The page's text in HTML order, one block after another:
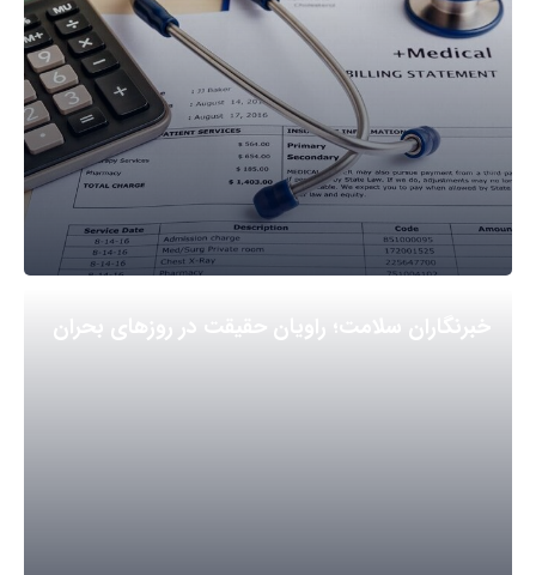
خبرنگاران سلامت؛ راویان حقیقت در روزهای بحران